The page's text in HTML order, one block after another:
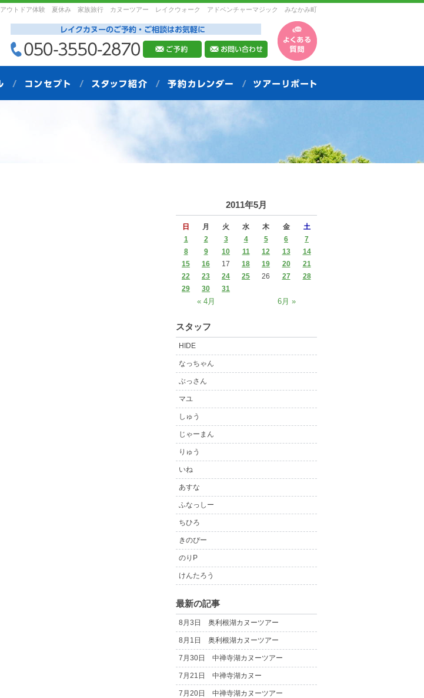
アウトドア体験 夏休み 家族旅行 カヌーツアー レイクウォーク アドベンチャーマジック みなかみ町
2011年5月
日 月 火 水 木 金 土
« 4月 6月 »
1 2 3 4 5 6
7
8
9 10 11 12 13
14
15
16 17 18 19 20
21
22
23 24 25 26 27
28
29
30 31
スタッフ
HIDE
なっちゃん
ぶっさん
マユ
しゅう
じゃーまん
りゅう
いね
あすな
ふなっしー
ちひろ
きのぴー
のりP
けんたろう
最新の記事
8月3日 奥利根湖カヌーツアー
8月1日 奥利根湖カヌーツアー
7月30日 中禅寺湖カヌーツアー
7月21日 中禅寺湖カヌー
7月20日 中禅寺湖カヌーツアー